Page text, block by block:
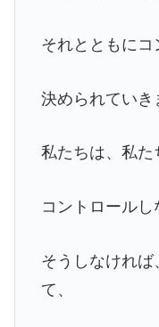
それとともに
決められていき
私たちは、私た
コントロールし
そうしなければ
て、